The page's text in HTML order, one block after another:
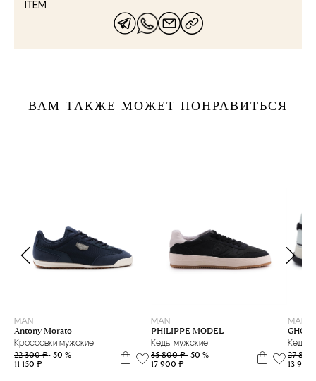
ITEM
ВАМ ТАКЖЕ МОЖЕТ ПОНРАВИТЬСЯ
MAN
Antony Morato
Кроссовки мужские
22 300 ₽- 50 %
11 150 ₽
MAN
PHILIPPE MODEL
Кеды мужские
35 800 ₽- 50 %
17 900 ₽
MAN
Кеды
27
13 900